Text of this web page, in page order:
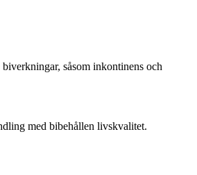
såsom inkontinens och
med bibehållen livskvalitet.